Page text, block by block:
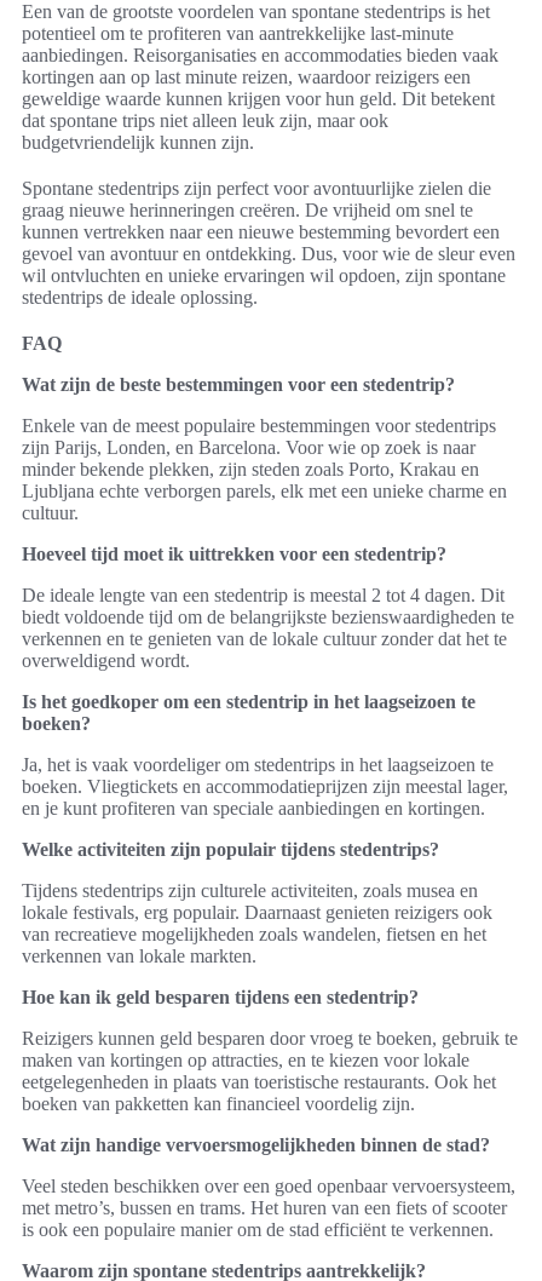
Een van de grootste voordelen van spontane stedentrips is het
potentieel om te profiteren van aantrekkelijke last-minute
aanbiedingen. Reisorganisaties en accommodaties bieden vaak
kortingen aan op last minute reizen, waardoor reizigers een
geweldige waarde kunnen krijgen voor hun geld. Dit betekent
dat spontane trips niet alleen leuk zijn, maar ook
budgetvriendelijk kunnen zijn.
Spontane stedentrips zijn perfect voor avontuurlijke zielen die
graag nieuwe herinneringen creëren. De vrijheid om snel te
kunnen vertrekken naar een nieuwe bestemming bevordert een
gevoel van avontuur en ontdekking. Dus, voor wie de sleur even
wil ontvluchten en unieke ervaringen wil opdoen, zijn spontane
stedentrips de ideale oplossing.
FAQ
Wat zijn de beste bestemmingen voor een stedentrip?
Enkele van de meest populaire bestemmingen voor stedentrips
zijn Parijs, Londen, en Barcelona. Voor wie op zoek is naar
minder bekende plekken, zijn steden zoals Porto, Krakau en
Ljubljana echte verborgen parels, elk met een unieke charme en
cultuur.
Hoeveel tijd moet ik uittrekken voor een stedentrip?
De ideale lengte van een stedentrip is meestal 2 tot 4 dagen. Dit
biedt voldoende tijd om de belangrijkste bezienswaardigheden te
verkennen en te genieten van de lokale cultuur zonder dat het te
overweldigend wordt.
Is het goedkoper om een stedentrip in het laagseizoen te
boeken?
Ja, het is vaak voordeliger om stedentrips in het laagseizoen te
boeken. Vliegtickets en accommodatieprijzen zijn meestal lager,
en je kunt profiteren van speciale aanbiedingen en kortingen.
Welke activiteiten zijn populair tijdens stedentrips?
Tijdens stedentrips zijn culturele activiteiten, zoals musea en
lokale festivals, erg populair. Daarnaast genieten reizigers ook
van recreatieve mogelijkheden zoals wandelen, fietsen en het
verkennen van lokale markten.
Hoe kan ik geld besparen tijdens een stedentrip?
Reizigers kunnen geld besparen door vroeg te boeken, gebruik te
maken van kortingen op attracties, en te kiezen voor lokale
eetgelegenheden in plaats van toeristische restaurants. Ook het
boeken van pakketten kan financieel voordelig zijn.
Wat zijn handige vervoersmogelijkheden binnen de stad?
Veel steden beschikken over een goed openbaar vervoersysteem,
met metro’s, bussen en trams. Het huren van een fiets of scooter
is ook een populaire manier om de stad efficiënt te verkennen.
Waarom zijn spontane stedentrips aantrekkelijk?